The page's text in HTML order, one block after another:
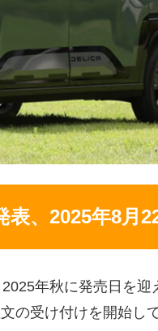
、2025年8月
年秋に発売日を迎
の受け付けを開始して